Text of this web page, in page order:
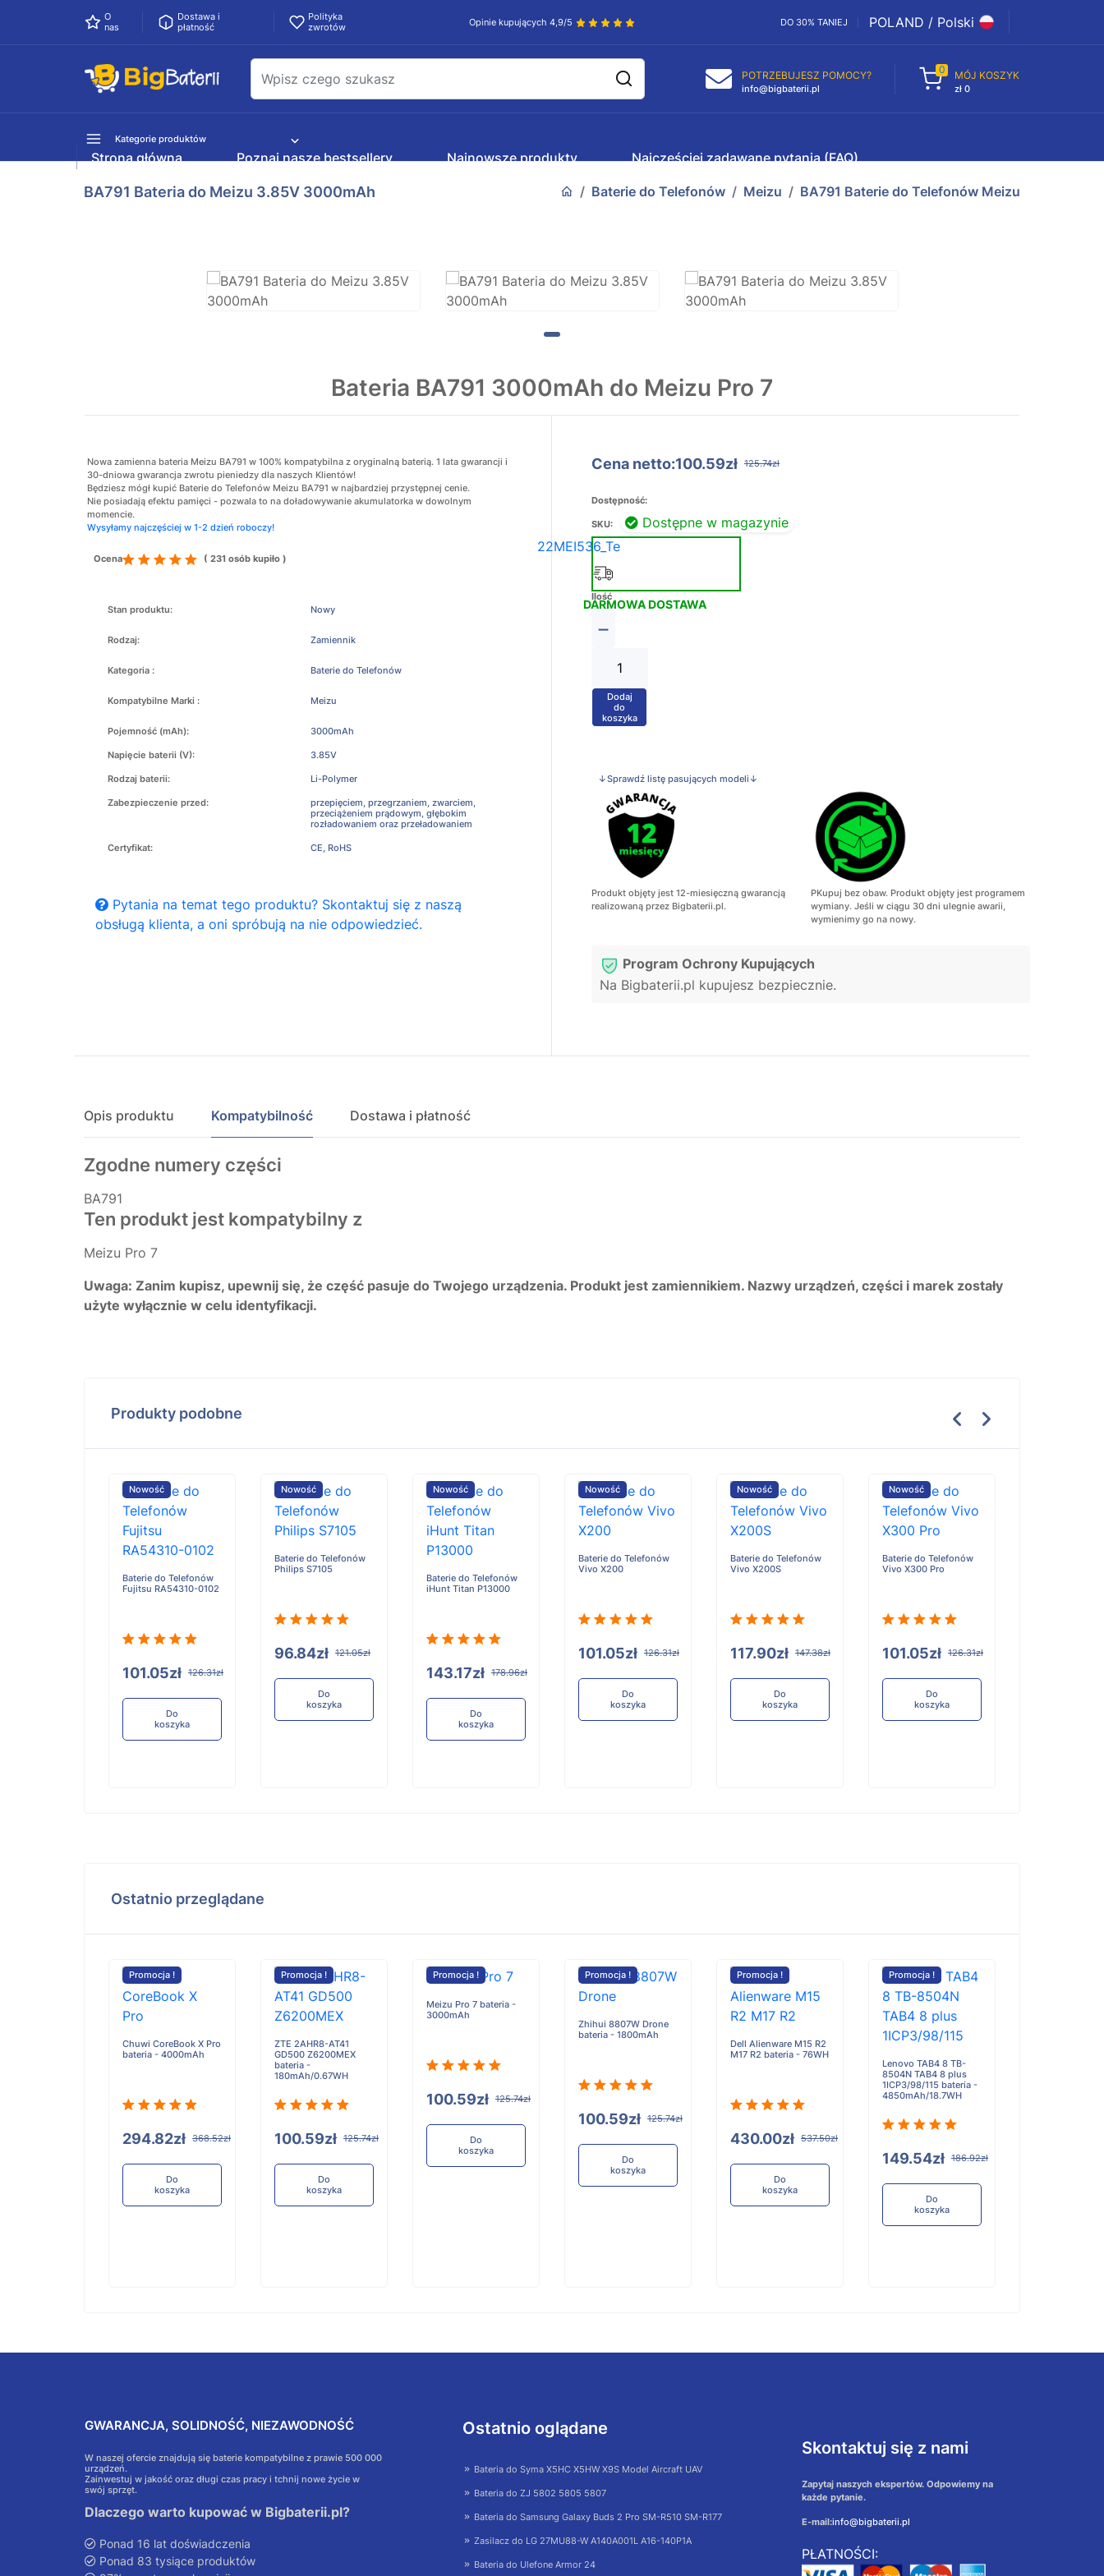
O
nas
Dostawa i
płatność
Polityka
zwrotów
Opinie kupujących 4,9/5 DO 30% TANIEJ POLAND / Polski
POTRZEBUJESZ POMOCY?
info@bigbaterii.pl
0 MÓJ KOSZYK
zł 0
Kategorie produktów
Strona główna Poznaj nasze bestsellery Najnowsze produkty Najczęściej zadawane pytania (FAQ)
BA791 Bateria do Meizu 3.85V 3000mAh Baterie do Telefonów Meizu BA791 Baterie do Telefonów Meizu
Bateria BA791 3000mAh do Meizu Pro 7
Nowa zamienna bateria Meizu BA791 w 100% kompatybilna z oryginalną baterią. 1 lata gwarancji i
30-dniowa gwarancja zwrotu pieniedzy dla naszych Klientów!
Będziesz mógł kupić Baterie do Telefonów Meizu BA791 w najbardziej przystępnej cenie.
Nie posiadają efektu pamięci - pozwala to na doładowywanie akumulatorka w dowolnym
momencie.
Wysyłamy najczęściej w 1-2 dzień roboczy!
Ocena ( 231 osób kupiło )
Stan produktu: Nowy
Rodzaj: Zamiennik
Kategoria : Baterie do Telefonów
Kompatybilne Marki : Meizu
Pojemność (mAh): 3000mAh
Napięcie baterii (V): 3.85V
Rodzaj baterii: Li-Polymer
Zabezpieczenie przed:
przepięciem, przegrzaniem, zwarciem,
przeciążeniem prądowym, głębokim
rozładowaniem oraz przeładowaniem
Certyfikat: CE, RoHS
Pytania na temat tego produktu? Skontaktuj się z naszą
obsługą klienta, a oni spróbują na nie odpowiedzieć.
Cena netto:100.59zł 125.74zł
Dostępność:
Dostępne w magazynie
SKU:
22MEI536_Te
DARMOWA DOSTAWA
Ilość
−
+
Dodaj
do
koszyka
↓Sprawdź listę pasujących modeli↓
Produkt objęty jest 12-miesięczną gwarancją
realizowaną przez Bigbaterii.pl.
PKupuj bez obaw. Produkt objęty jest programem
wymiany. Jeśli w ciągu 30 dni ulegnie awarii,
wymienimy go na nowy.
Program Ochrony Kupujących
Na Bigbaterii.pl kupujesz bezpiecznie.
Opis produktu Kompatybilność Dostawa i płatność
Zgodne numery części
BA791
Ten produkt jest kompatybilny z
Meizu Pro 7
Uwaga: Zanim kupisz, upewnij się, że część pasuje do Twojego urządzenia. Produkt jest zamiennikiem. Nazwy urządzeń, części i marek zostały
użyte wyłącznie w celu identyfikacji.
Produkty podobne
Nowość
Baterie do Telefonów
Fujitsu RA54310-0102
101.05zł 126.31zł
Do
koszyka
Nowość
Baterie do Telefonów
Philips S7105
96.84zł 121.05zł
Do
koszyka
Nowość
Baterie do Telefonów
iHunt Titan P13000
143.17zł 178.96zł
Do
koszyka
Nowość
Baterie do Telefonów
Vivo X200
101.05zł 126.31zł
Do
koszyka
Nowość
Baterie do Telefonów
Vivo X200S
117.90zł 147.38zł
Do
koszyka
Nowość
Baterie do Telefonów
Vivo X300 Pro
101.05zł 126.31zł
Do
koszyka
Ostatnio przeglądane
Promocja !
Chuwi CoreBook X Pro
bateria - 4000mAh
294.82zł 368.52zł
Do
koszyka
Promocja !
ZTE 2AHR8-AT41
GD500 Z6200MEX
bateria -
180mAh/0.67WH
100.59zł 125.74zł
Do
koszyka
Promocja !
Meizu Pro 7 bateria -
3000mAh
100.59zł 125.74zł
Do
koszyka
Promocja !
Zhihui 8807W Drone
bateria - 1800mAh
100.59zł 125.74zł
Do
koszyka
Promocja !
Dell Alienware M15 R2
M17 R2 bateria - 76WH
430.00zł 537.50zł
Do
koszyka
Promocja !
Lenovo TAB4 8 TB-
8504N TAB4 8 plus
1ICP3/98/115 bateria -
4850mAh/18.7WH
149.54zł 186.92zł
Do
koszyka
GWARANCJA, SOLIDNOŚĆ, NIEZAWODNOŚĆ
W naszej ofercie znajdują się baterie kompatybilne z prawie 500 000
urządzeń.
Zainwestuj w jakość oraz długi czas pracy i tchnij nowe życie w
swój sprzęt.
Dlaczego warto kupować w Bigbaterii.pl?
Ponad 16 lat doświadczenia
Ponad 83 tysiące produktów
Ostatnio oglądane
Bateria do Syma X5HC X5HW X9S Model Aircraft UAV
Bateria do ZJ 5802 5805 5807
Bateria do Samsung Galaxy Buds 2 Pro SM-R510 SM-R177
Zasilacz do LG 27MU88-W A140A001L A16-140P1A
Bateria do Ulefone Armor 24
Skontaktuj się z nami
Zapytaj naszych ekspertów. Odpowiemy na
każde pytanie.
E-mail:info@bigbaterii.pl
PŁATNOŚCI: